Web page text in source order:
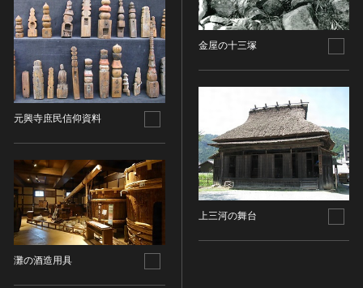
元興寺庶民信仰資料
灘の酒造用具
金屋の十三塚
上三河の舞台
歌舞伎
音楽
その他
工芸技術
金工
漆芸
染織
陶芸
その他
生活文化
生活文化（食文化を除く）
食文化